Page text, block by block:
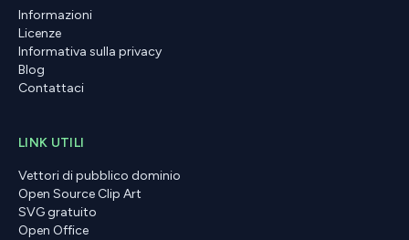
Informazioni
Licenze
Informativa sulla privacy
Blog
Contattaci
LINK UTILI
Vettori di pubblico dominio
Open Source Clip Art
SVG gratuito
Open Office